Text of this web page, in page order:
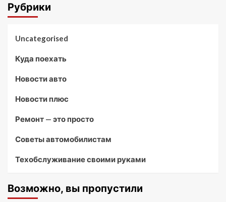
Рубрики
Uncategorised
Куда поехать
Новости авто
Новости плюс
Ремонт — это просто
Советы автомобилистам
Техобслуживание своими руками
Возможно, вы пропустили